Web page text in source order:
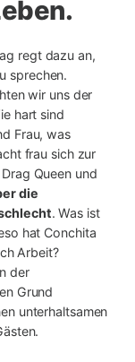
regt dazu an,
sprechen.
wir uns der
hart sind
Frau, was
frau sich zur
Drag Queen und
die
. Was ist
hat Conchita
Arbeit?
der
Grund
unterhaltsamen